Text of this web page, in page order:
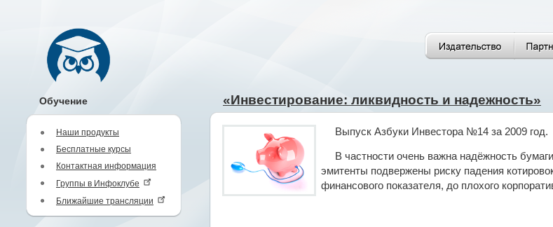
Обучение
Наши продукты
Бесплатные курсы
Контактная информация
Группы в Инфоклубе
Ближайшие трансляции
«Инвестирование: ликвидность и надежность»
Выпуск Азбуки Инвестора №14 за 2009 год.
В частности очень важна надёжность
эмитенты подвержены риску падения
финансового показателя, до плохого